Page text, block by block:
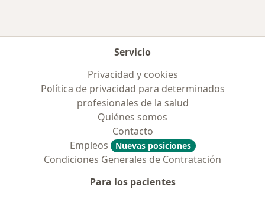
Servicio
Privacidad y cookies
Política de privacidad para determinados
profesionales de la salud
Quiénes somos
Contacto
Empleos
Nuevas posiciones
Condiciones Generales de Contratación
Para los pacientes